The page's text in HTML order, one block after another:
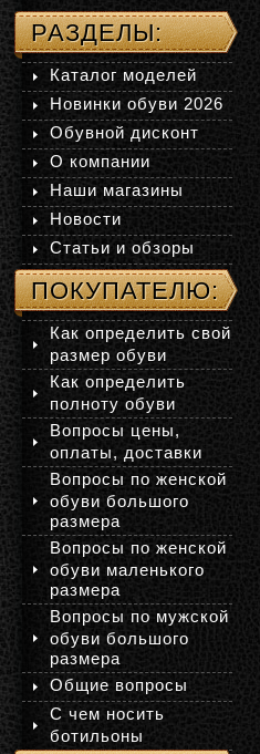
РАЗДЕЛЫ:
Каталог моделей
Новинки обуви 2026
Обувной дисконт
О компании
Наши магазины
Новости
Статьи и обзоры
ПОКУПАТЕЛЮ:
Как определить свой
размер обуви
Как определить
полноту обуви
Вопросы цены,
оплаты, доставки
Вопросы по женской
обуви большого
размера
Вопросы по женской
обуви маленького
размера
Вопросы по мужской
обуви большого
размера
Общие вопросы
С чем носить
ботильоны